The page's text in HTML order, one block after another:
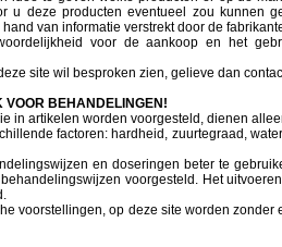
u deze producten eventueel zou kunnen
van informatie verstrekt door de
voor de aankoop en het
site wil besproken zien, gelieve dan
BEHANDELINGEN!
in artikelen worden voorgesteld, dienen
factoren: hardheid, zuurtegraad,
en doseringen beter te
voorgesteld. Het
voorstellingen, op deze site worden zonder